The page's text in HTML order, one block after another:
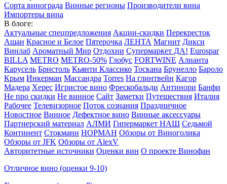
Сорта винограда Винные регионы Производители вина
Импортеры вина
В блоге:
Актуальные спецпредложения Акции-скидки Перекресток
Ашан Красное и Белое Пятерочка ЛЕНТА Магнит Дикси
Винлаб Ароматный Мир Отдохни Супермаркет ДА! Eurospar
BILLA METRO METRO-50% Глобус FORTWINE Алианта
Карусель Бристоль Кьянти Классико Тоскана Брунелло Бароло
Крым Инкерман Массандра Torres На глинтвейн Кагор
Мадера Херес Игристое вино Фрескобальди Антинори Банфи
Не про скидки Не винное Сайт Заметки Путешествия Италия
Рабочее Телевизорное Поток сознания Праздничное
Новостное Винное Дефектное вино Винные аксессуары
Партнерский материал АЛМИ Гипермаркет НАШ Седьмой
Континент Стокманн НОРМАН Обзоры от Виноголика
Обзоры от JFK Обзоры от AlexV
Авторитетные источники Оценки вин О проекте Винофан
Отличное вино (оценки 9-10)